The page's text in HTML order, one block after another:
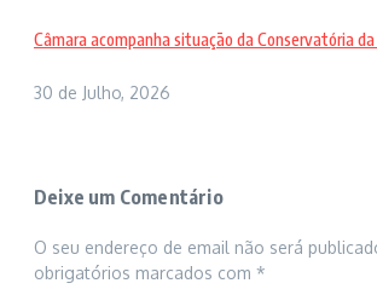
Câmara acompanha situação da Conservatória
30 de Julho, 2026
Deixe um Comentário
O seu endereço de email não será
obrigatórios marcados com *